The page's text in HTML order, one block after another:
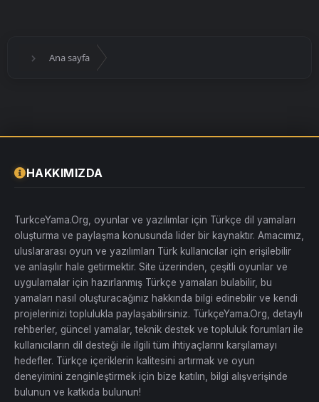
Ana sayfa
HAKKIMIZDA
TurkceYama.Org, oyunlar ve yazılımlar için Türkçe dil yamaları
oluşturma ve paylaşma konusunda lider bir kaynaktır. Amacımız,
uluslararası oyun ve yazılımları Türk kullanıcılar için erişilebilir
ve anlaşılır hale getirmektir. Site üzerinden, çeşitli oyunlar ve
uygulamalar için hazırlanmış Türkçe yamaları bulabilir, bu
yamaları nasıl oluşturacağınız hakkında bilgi edinebilir ve kendi
projelerinizi toplulukla paylaşabilirsiniz. TürkçeYama.Org, detaylı
rehberler, güncel yamalar, teknik destek ve topluluk forumları ile
kullanıcıların dil desteği ile ilgili tüm ihtiyaçlarını karşılamayı
hedefler. Türkçe içeriklerin kalitesini artırmak ve oyun
deneyimini zenginleştirmek için bize katılın, bilgi alışverişinde
bulunun ve katkıda bulunun!